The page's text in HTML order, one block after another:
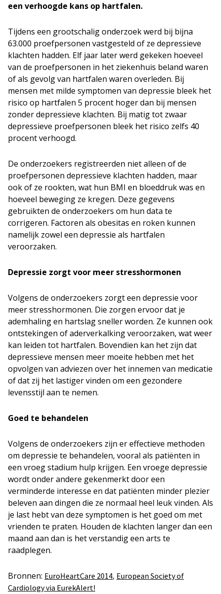
een verhoogde kans op hartfalen.
Tijdens een grootschalig onderzoek werd bij bijna
63.000 proefpersonen vastgesteld of ze depressieve
klachten hadden. Elf jaar later werd gekeken hoeveel
van de proefpersonen in het ziekenhuis beland waren
of als gevolg van hartfalen waren overleden. Bij
mensen met milde symptomen van depressie bleek het
risico op hartfalen 5 procent hoger dan bij mensen
zonder depressieve klachten. Bij matig tot zwaar
depressieve proefpersonen bleek het risico zelfs 40
procent verhoogd.
De onderzoekers registreerden niet alleen of de
proefpersonen depressieve klachten hadden, maar
ook of ze rookten, wat hun BMI en bloeddruk was en
hoeveel beweging ze kregen. Deze gegevens
gebruikten de onderzoekers om hun data te
corrigeren. Factoren als obesitas en roken kunnen
namelijk zowel een depressie als hartfalen
veroorzaken.
Depressie zorgt voor meer stresshormonen
Volgens de onderzoekers zorgt een depressie voor
meer stresshormonen. Die zorgen ervoor dat je
ademhaling en hartslag sneller worden. Ze kunnen ook
ontstekingen of aderverkalking veroorzaken, wat weer
kan leiden tot hartfalen. Bovendien kan het zijn dat
depressieve mensen meer moeite hebben met het
opvolgen van adviezen over het innemen van medicatie
of dat zij het lastiger vinden om een gezondere
levensstijl aan te nemen.
Goed te behandelen
Volgens de onderzoekers zijn er effectieve methoden
om depressie te behandelen, vooral als patiënten in
een vroeg stadium hulp krijgen. Een vroege depressie
wordt onder andere gekenmerkt door een
verminderde interesse en dat patiënten minder plezier
beleven aan dingen die ze normaal heel leuk vinden. Als
je last hebt van deze symptomen is het goed om met
vrienden te praten. Houden de klachten langer dan een
maand aan dan is het verstandig een arts te
raadplegen.
Bronnen: EuroHeartCare 2014, European Society of
Cardiology via EurekAlert!